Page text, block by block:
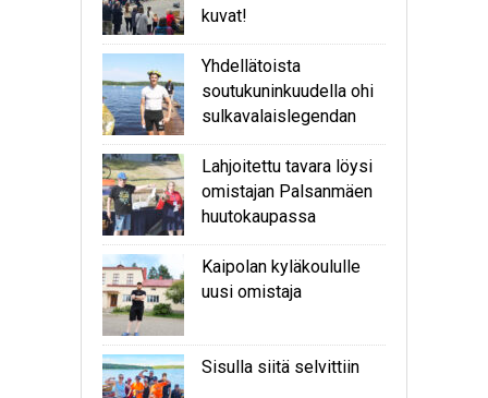
kuvat!
Yhdellätoista
soutukuninkuudella ohi
sulkavalaislegendan
Lahjoitettu tavara löysi
omistajan Palsanmäen
huutokaupassa
Kaipolan kyläkoululle
uusi omistaja
Sisulla siitä selvittiin